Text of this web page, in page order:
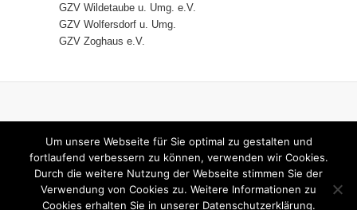
GZV Wildetaube u. Umg. e.V.
GZV Wolfersdorf u. Umg.
GZV Zoghaus e.V.
DATENSCHUTZERKLÄRUNG
KONTAKT
Um unsere Webseite für Sie optimal zu gestalten und
fortlaufend verbessern zu können, verwenden wir Cookies.
Durch die weitere Nutzung der Webseite stimmen Sie der
Verwendung von Cookies zu. Weitere Informationen zu
Cookies erhalten Sie in unserer Datenschutzerklärung.